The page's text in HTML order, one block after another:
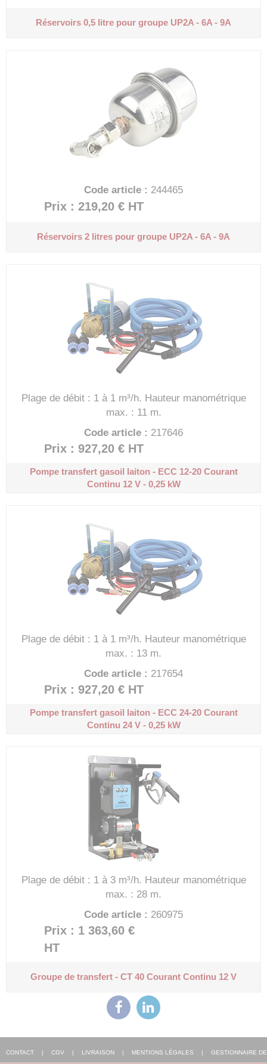
Réservoirs 0,5 litre pour groupe UP2A - 6A - 9A
Code article : 244465
Prix : 219,20 € HT
Réservoirs 2 litres pour groupe UP2A - 6A - 9A
Plage de débit : 1 à 1 m³/h. Hauteur manométrique
max. : 11 m.
Code article : 217646
Prix : 927,20 € HT
Pompe transfert gasoil laiton - ECC 12-20Courant
Continu 12 V - 0,25 kW
Plage de débit : 1 à 1 m³/h. Hauteur manométrique
max. : 13 m.
Code article : 217654
Prix : 927,20 € HT
Pompe transfert gasoil laiton - ECC 24-20Courant
Continu 24 V - 0,25 kW
Plage de débit : 1 à 3 m³/h. Hauteur manométrique
max. : 28 m.
Code article : 260975
Prix : 1 363,60 €
HT
Groupe de transfert - CT 40 Courant Continu 12 V
CONTACT | CGV | LIVRAISON | MENTIONS LÉGALES | GESTIONNAIRE DE